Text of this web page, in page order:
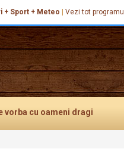
+ Sport + Meteo Vezi tot programul
vorba cu oameni dragi